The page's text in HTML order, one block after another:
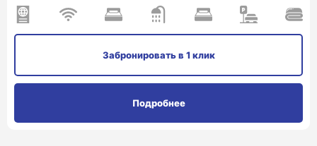
Забронироватьв 1 клик
Подробнее